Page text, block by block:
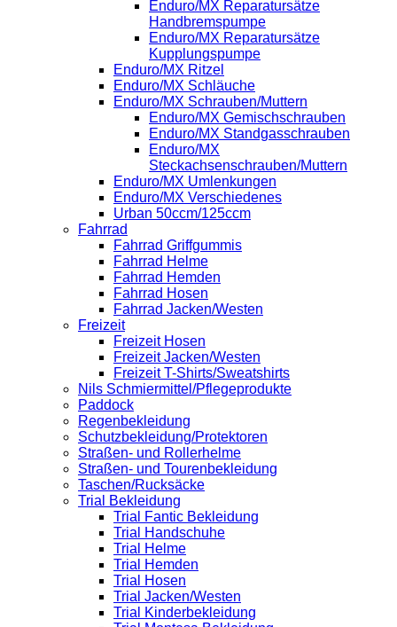
Enduro/MX Reparatursätze
Handbremspumpe
Enduro/MX Reparatursätze
Kupplungspumpe
Enduro/MX Ritzel
Enduro/MX Schläuche
Enduro/MX Schrauben/Muttern
Enduro/MX Gemischschrauben
Enduro/MX Standgasschrauben
Enduro/MX
Steckachsenschrauben/Muttern
Enduro/MX Umlenkungen
Enduro/MX Verschiedenes
Urban 50ccm/125ccm
Fahrrad
Fahrrad Griffgummis
Fahrrad Helme
Fahrrad Hemden
Fahrrad Hosen
Fahrrad Jacken/Westen
Freizeit
Freizeit Hosen
Freizeit Jacken/Westen
Freizeit T-Shirts/Sweatshirts
Nils Schmiermittel/Pflegeprodukte
Paddock
Regenbekleidung
Schutzbekleidung/Protektoren
Straßen- und Rollerhelme
Straßen- und Tourenbekleidung
Taschen/Rucksäcke
Trial Bekleidung
Trial Fantic Bekleidung
Trial Handschuhe
Trial Helme
Trial Hemden
Trial Hosen
Trial Jacken/Westen
Trial Kinderbekleidung